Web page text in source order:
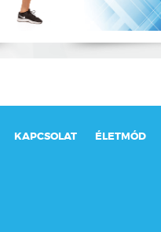
KAPCSOLAT ÉLETMÓD